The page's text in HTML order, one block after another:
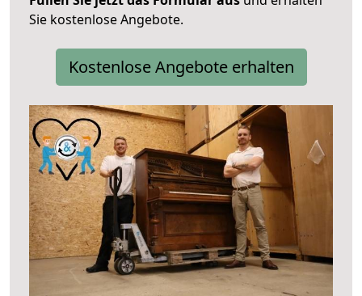
Sie kostenlose Angebote.
Kostenlose Angebote erhalten